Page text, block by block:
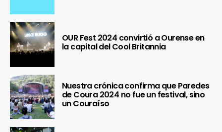
OUR Fest 2024 convirtió a Ourense en
la capital del Cool Britannia
Nuestra crónica confirma que Paredes
de Coura 2024 no fue un festival, sino
un Couraíso